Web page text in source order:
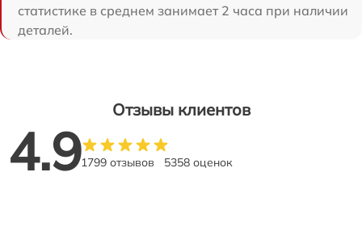
статистике в среднем занимает 2 часа при наличии
деталей.
Отзывы клиентов
4.91799 отзывов 5358 оценок